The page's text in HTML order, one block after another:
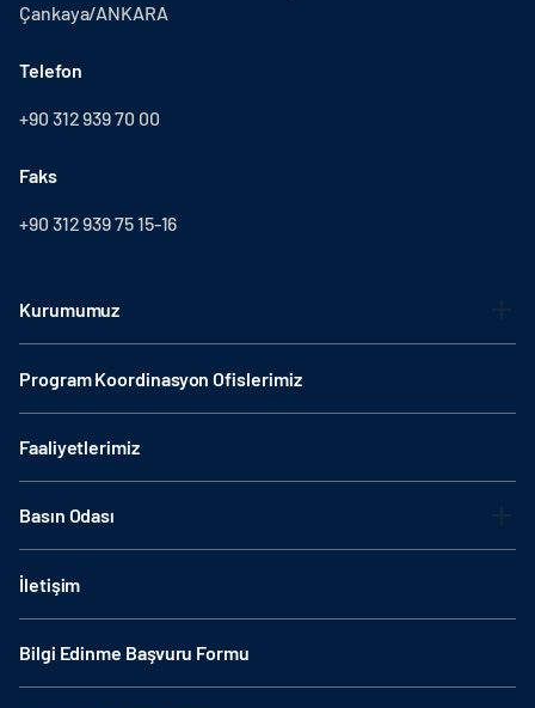
Çankaya/ANKARA
Telefon
+90 312 939 70 00
Faks
+90 312 939 75 15-16
Kurumumuz
Program Koordinasyon Ofislerimiz
Faaliyetlerimiz
Basın Odası
İletişim
Bilgi Edinme Başvuru Formu